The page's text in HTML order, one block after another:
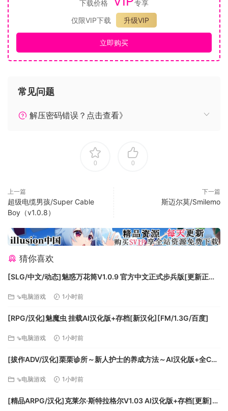
您将面临从未见过的阶段，以及一些强悍的怪物。
英雄 JaJaMaru 和 BlueJaJa 也升级为 Super JaJaMaru 和
Super BlueJaJa。
当您升级时，Super JaJaMaru 会成为一种力量类型。
并且“超蓝贾贾”将作为擅长远距离攻击的远程射击类型进行强
收集打倒妖怪时出现的经验物品，以进一步成长为目标！
【关于游戏】
・简单的规则和华丽的忍者技能！
基本控制是移动、攻击和跳跃。
通过击败所有不断出现的妖怪来清除舞台。
玩家和妖怪身上都有一个健康指标，一旦玩家失去健康，游戏
就结束了。
消灭所有敌人以清除舞台。
攻击敌人的立足点或摧毁敌人以拾取诸如隐形药水或矿车之类
通过收集卷轴激活忍术动作 – 例如洪水和火忍术。然后，Ninpo
下载价格
专享
仅限VIP下载
升级VIP
立即购买
常见问题
解压密码错误？点击查看》
0 0
上一篇
超级电缆男孩/Super Cable
Boy（v1.0.8）
下一篇
斯迈尔莫/Smilemo
猜你喜欢
[SLG/中文/动态]魅惑万花筒V1.0.9 官方中文正式步兵版[更新正式
⇘电脑游戏 1小时前
[RPG/汉化]魅魔虫 挂载AI汉化版+存档[新汉化][FM/1.3G/百度]
⇘电脑游戏 1小时前
[拔作ADV/汉化]栗栗诊所～新人护士的养成方法～AI汉化版+全CG
⇘电脑游戏 1小时前
[精品ARPG/汉化]克莱尔·斯特拉格尔V1.03 AI汉化版+存档[更新]